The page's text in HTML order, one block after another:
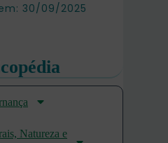
30/09/2025
Natureza e